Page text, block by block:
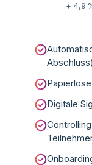
+ 4,9
Abschluss)
Digitale